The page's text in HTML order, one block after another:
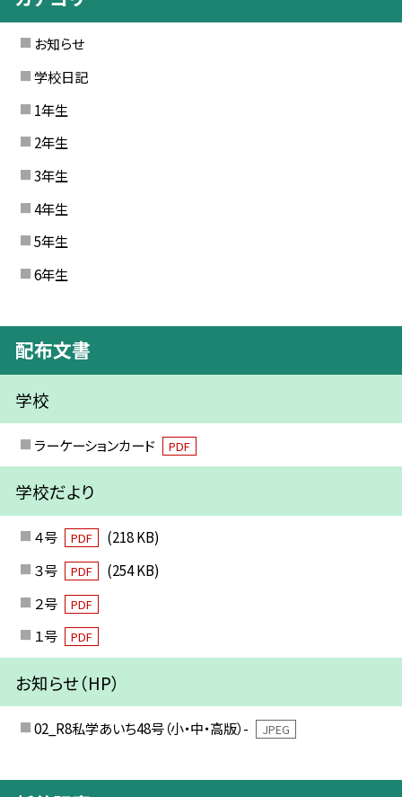
お知らせ
学校日記
1年生
2年生
3年生
4年生
5年生
6年生
配布文書
学校
ラーケーションカード PDF
学校だより
４号 PDF
(218 KB)
３号
PDF
(254 KB)
２号
PDF
１号 PDF
お知らせ（HP）
02_R8私学あいち48号（小・中・高版）- JPEG